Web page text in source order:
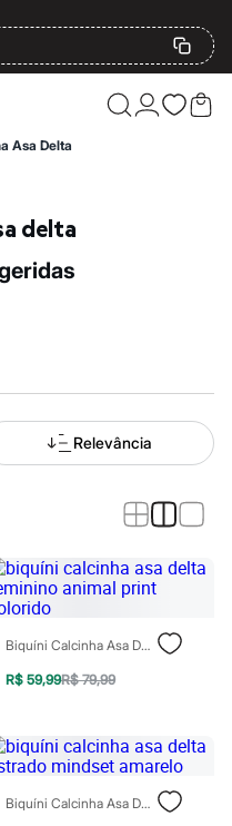
Asa Delta
delta
Relevância
Biquíni Calcinha Asa Delta Feminino Animal Print Colorido
R$ 59,99R$ 79,99
Biquíni Calcinha Asa Delta Listrado Mindset Amarelo